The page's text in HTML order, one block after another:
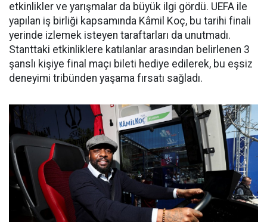
etkinlikler ve yarışmalar da büyük ilgi gördü. UEFA ile
yapılan iş birliği kapsamında Kâmil Koç, bu tarihi finali
yerinde izlemek isteyen taraftarları da unutmadı.
Stanttaki etkinliklere katılanlar arasından belirlenen 3
şanslı kişiye final maçı bileti hediye edilerek, bu eşsiz
deneyimi tribünden yaşama fırsatı sağladı.